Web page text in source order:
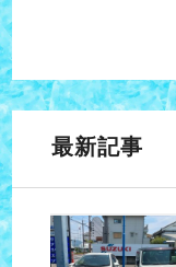
最新記事